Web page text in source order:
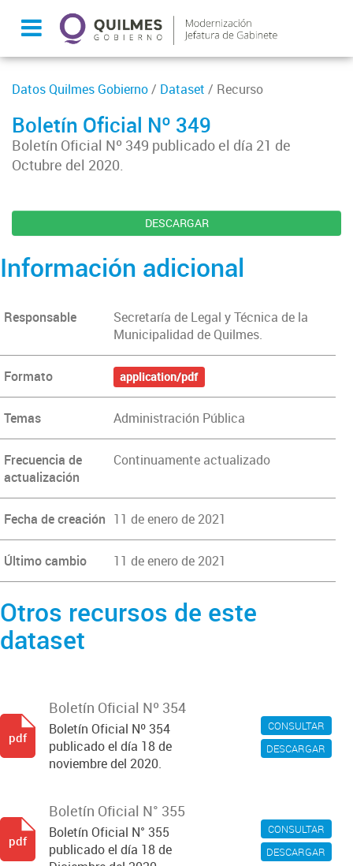
Datos Quilmes Gobierno/ Dataset / Recurso
Boletín Oficial Nº 349
Boletín Oficial Nº 349 publicado el día 21 de
Octubre del 2020.
DESCARGAR
Información adicional
Responsable
Secretaría de Legal y Técnica de la
Municipalidad de Quilmes.
Formato application/pdf
Temas Administración Pública
Frecuencia de
actualización
Continuamente actualizado
Fecha de creación 11 de enero de 2021
Último cambio 11 de enero de 2021
Otros recursos de este
dataset
CONSULTAR
DESCARGAR
Boletín Oficial Nº 354
Boletín Oficial Nº 354
publicado el día 18 de
noviembre del 2020.
pdf
CONSULTAR
DESCARGAR
Boletín Oficial N° 355
Boletín Oficial N° 355
publicado el día 18 de
pdf